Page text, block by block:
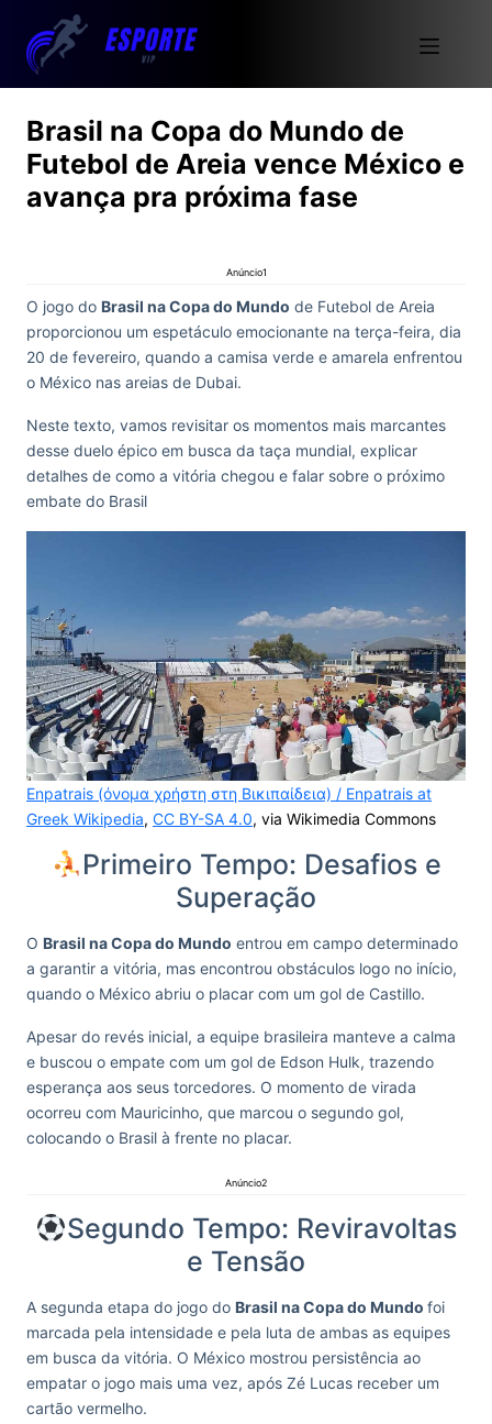
Brasil na Copa do Mundo de
Futebol de Areia vence México e
avança pra próxima fase
Anúncio1
O jogo do Brasil na Copa do Mundo de Futebol de Areia
proporcionou um espetáculo emocionante na terça-feira, dia
20 de fevereiro, quando a camisa verde e amarela enfrentou
o México nas areias de Dubai.
Neste texto, vamos revisitar os momentos mais marcantes
desse duelo épico em busca da taça mundial, explicar
detalhes de como a vitória chegou e falar sobre o próximo
embate do Brasil
Enpatrais (όνομα χρήστη στη Βικιπαίδεια) / Enpatrais at
Greek Wikipedia, CC BY-SA 4.0, via Wikimedia Commons
Primeiro Tempo: Desafios e
Superação
O Brasil na Copa do Mundo entrou em campo determinado
a garantir a vitória, mas encontrou obstáculos logo no início,
quando o México abriu o placar com um gol de Castillo.
Apesar do revés inicial, a equipe brasileira manteve a calma
e buscou o empate com um gol de Edson Hulk, trazendo
esperança aos seus torcedores. O momento de virada
ocorreu com Mauricinho, que marcou o segundo gol,
colocando o Brasil à frente no placar.
Anúncio2
Segundo Tempo: Reviravoltas
e Tensão
A segunda etapa do jogo do Brasil na Copa do Mundo foi
marcada pela intensidade e pela luta de ambas as equipes
em busca da vitória. O México mostrou persistência ao
empatar o jogo mais uma vez, após Zé Lucas receber um
cartão vermelho.